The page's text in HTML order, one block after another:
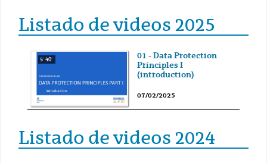
Listado de videos 2025
5' 40''
01 - Data Protection
Principles I
(introduction)
07/02/2025
Listado de videos 2024